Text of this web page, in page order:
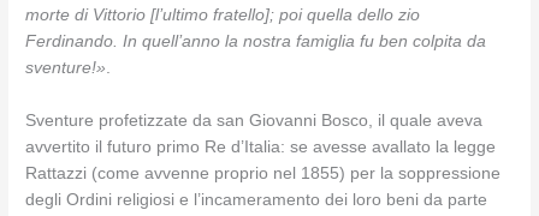
morte di Vittorio [l’ultimo fratello]; poi quella dello zio
Ferdinando. In quell’anno la nostra famiglia fu ben colpita da
sventure!».
Sventure profetizzate da san Giovanni Bosco, il quale aveva
avvertito il futuro primo Re d’Italia: se avesse avallato la legge
Rattazzi (come avvenne proprio nel 1855) per la soppressione
degli Ordini religiosi e l’incameramento dei loro beni da parte